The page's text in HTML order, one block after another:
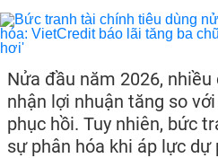
Nửa đầu năm 2026,
nhận lợi nhuận tăng so
phục hồi. Tuy nhiên, bức
sự phân hóa khi áp lực dự